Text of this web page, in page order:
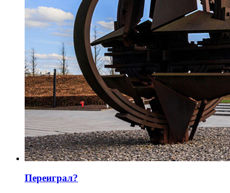
Переиграл?